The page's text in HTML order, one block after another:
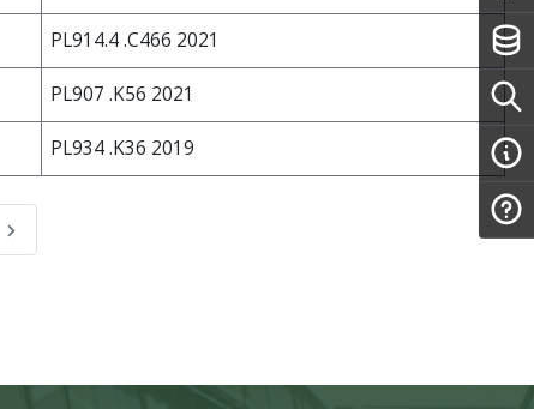
PL914.4 .C466 2021
PL907 .K56 2021
PL934 .K36 2019